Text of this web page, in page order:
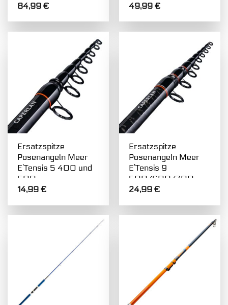
84,99€
49,99€
Ersatzspitze
Posenangeln Meer
E’Tensis 5 400 und
500
14,99€
Ersatzspitze
Posenangeln Meer
E’Tensis 9
500/600/700
24,99€